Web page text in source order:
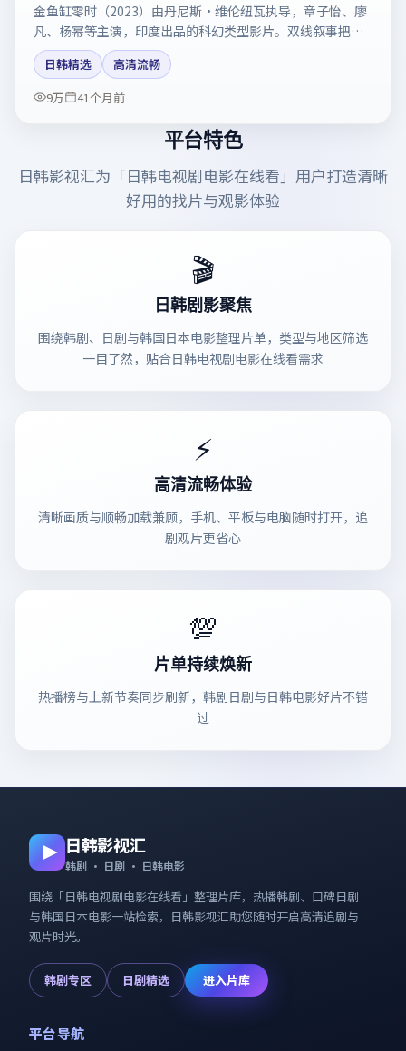
金鱼缸零时（2023）由丹尼斯·维伦纽瓦执导，章子怡、廖
凡、杨幂等主演，印度出品的科幻类型影片。双线叙事把悬
念保持到最后一刻。剧情简介与主创信息可供检索参考，上
映日期以片方资料为准。
日韩精选
高清流畅
9万
41个月前
平台特色
日韩影视汇为「日韩电视剧电影在线看 」用户打造清晰
好用的找片与观影体验
🎬
日韩剧影聚焦
围绕韩剧、日剧与韩国日本电影整理片单，类型与地区筛选
一目了然，贴合日韩电视剧电影在线看需求
⚡
高清流畅体验
清晰画质与顺畅加载兼顾，手机、平板与电脑随时打开，追
剧观片更省心
💯
片单持续焕新
热播榜与上新节奏同步刷新，韩剧日剧与日韩电影好片不错
过
日韩影视汇
韩剧 · 日剧 · 日韩电影
围绕「日韩电视剧电影在线看 」整理片库，热播韩剧、口碑日剧
与韩国日本电影一站检索， 日韩影视汇助您随时开启高清追剧与
观片时光。
韩剧专区 日剧精选 进入片库
平台导航